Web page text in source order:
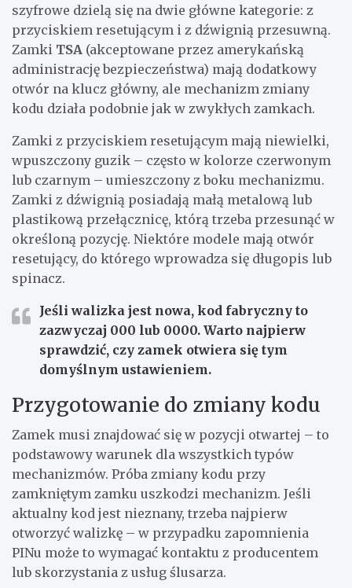
szyfrowe dzielą się na dwie główne kategorie: z
przyciskiem resetującym i z dźwignią przesuwną.
Zamki TSA (akceptowane przez amerykańską
administrację bezpieczeństwa) mają dodatkowy
otwór na klucz główny, ale mechanizm zmiany
kodu działa podobnie jak w zwykłych zamkach.
Zamki z przyciskiem resetującym mają niewielki,
wpuszczony guzik – często w kolorze czerwonym
lub czarnym – umieszczony z boku mechanizmu.
Zamki z dźwignią posiadają małą metalową lub
plastikową przełącznicę, którą trzeba przesunąć w
określoną pozycję. Niektóre modele mają otwór
resetujący, do którego wprowadza się długopis lub
spinacz.
Jeśli walizka jest nowa, kod fabryczny to
zazwyczaj 000 lub 0000. Warto najpierw
sprawdzić, czy zamek otwiera się tym
domyślnym ustawieniem.
Przygotowanie do zmiany kodu
Zamek musi znajdować się w pozycji otwartej – to
podstawowy warunek dla wszystkich typów
mechanizmów. Próba zmiany kodu przy
zamkniętym zamku uszkodzi mechanizm. Jeśli
aktualny kod jest nieznany, trzeba najpierw
otworzyć walizkę – w przypadku zapomnienia
PINu może to wymagać kontaktu z producentem
lub skorzystania z usług ślusarza.